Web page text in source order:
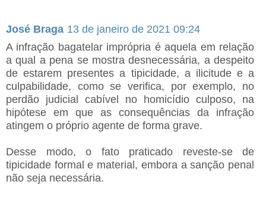
José Braga 13 de janeiro de 2021 09:24
A infração bagatelar imprópria é aquela em relação
a qual a pena se mostra desnecessária, a despeito
de estarem presentes a tipicidade, a ilicitude e a
culpabilidade, como se verifica, por exemplo, no
perdão judicial cabível no homicídio culposo, na
hipótese em que as consequências da infração
atingem o próprio agente de forma grave.
Desse modo, o fato praticado reveste-se de
tipicidade formal e material, embora a sanção penal
não seja necessária.